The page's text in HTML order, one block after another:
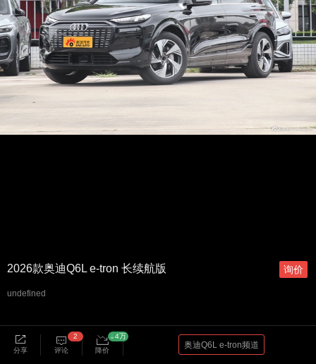
2026款奥迪Q6L e-tron 长续航版
undefined
2
分享
评论 降价
4万
奥迪Q6L e-tron频道
询价